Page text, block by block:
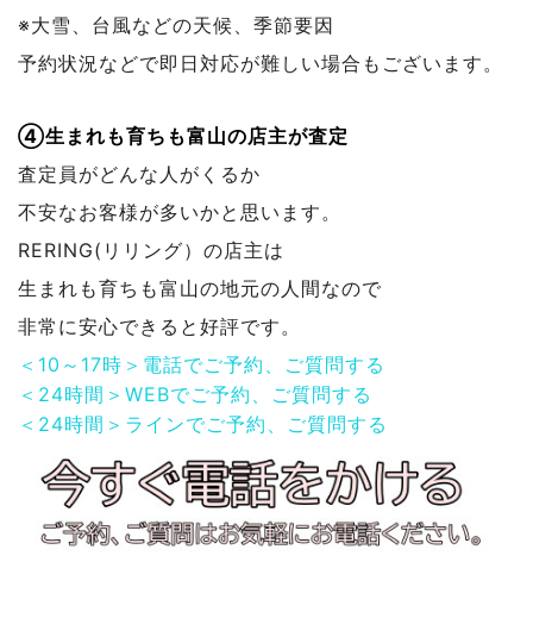
※大雪、台風などの天候、季節要因
予約状況などで即日対応が難しい場合もございます。
④生まれも育ちも富山の店主が査定
査定員がどんな人がくるか
不安なお客様が多いかと思います。
RERING(リリング）の店主は
生まれも育ちも富山の地元の人間なので
非常に安心できると好評です。
＜10～17時＞電話でご予約、ご質問する
＜24時間＞WEBでご予約、ご質問する
＜24時間＞ラインでご予約、ご質問する